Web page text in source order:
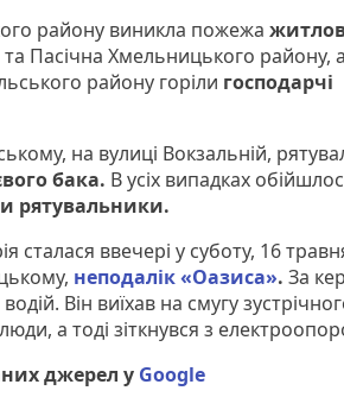
району виникла пожежа
та Пасічна Хмельницького району,
району горіли господарчі
на вулиці Вокзальній,
бака. В усіх випадках
рятувальники.
сталася ввечері у суботу, 16
неподалік «Оазиса». За
Він виїхав на смугу
а тоді зіткнувся з
джерел у Google